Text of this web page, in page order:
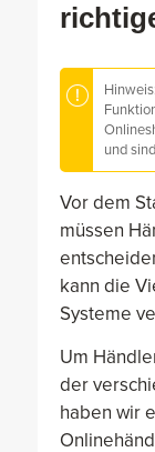
und
Vor dem
müssen
kann die
Systeme
Um
der
haben wir